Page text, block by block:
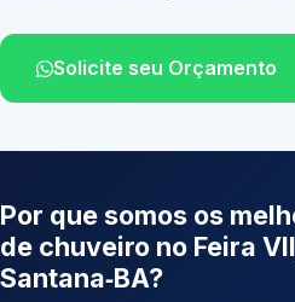
Solicite seu Orçamento
Por que somos os
de chuveiro no Feira
Santana‑BA?